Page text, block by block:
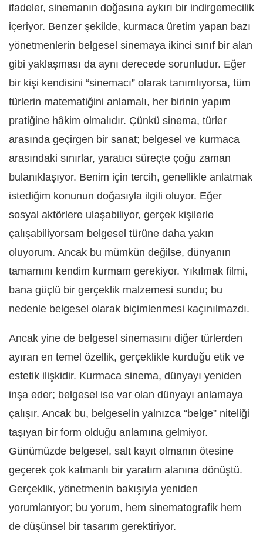
ifadeler, sinemanın doğasına aykırı bir indirgemecilik
içeriyor. Benzer şekilde, kurmaca üretim yapan bazı
yönetmenlerin belgesel sinemaya ikinci sınıf bir alan
gibi yaklaşması da aynı derecede sorunludur. Eğer
bir kişi kendisini “sinemacı” olarak tanımlıyorsa, tüm
türlerin matematiğini anlamalı, her birinin yapım
pratiğine hâkim olmalıdır. Çünkü sinema, türler
arasında geçirgen bir sanat; belgesel ve kurmaca
arasındaki sınırlar, yaratıcı süreçte çoğu zaman
bulanıklaşıyor. Benim için tercih, genellikle anlatmak
istediğim konunun doğasıyla ilgili oluyor. Eğer
sosyal aktörlere ulaşabiliyor, gerçek kişilerle
çalışabiliyorsam belgesel türüne daha yakın
oluyorum. Ancak bu mümkün değilse, dünyanın
tamamını kendim kurmam gerekiyor. Yıkılmak filmi,
bana güçlü bir gerçeklik malzemesi sundu; bu
nedenle belgesel olarak biçimlenmesi kaçınılmazdı.
Ancak yine de belgesel sinemasını diğer türlerden
ayıran en temel özellik, gerçeklikle kurduğu etik ve
estetik ilişkidir. Kurmaca sinema, dünyayı yeniden
inşa eder; belgesel ise var olan dünyayı anlamaya
çalışır. Ancak bu, belgeselin yalnızca “belge” niteliği
taşıyan bir form olduğu anlamına gelmiyor.
Günümüzde belgesel, salt kayıt olmanın ötesine
geçerek çok katmanlı bir yaratım alanına dönüştü.
Gerçeklik, yönetmenin bakışıyla yeniden
yorumlanıyor; bu yorum, hem sinematografik hem
de düşünsel bir tasarım gerektiriyor.